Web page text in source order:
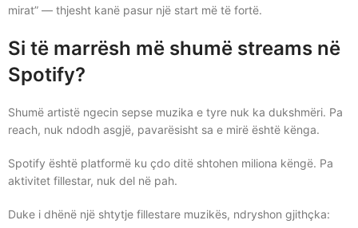
mirat” — thjesht kanë pasur një start më të fortë.
Si të marrësh më shumë streams në
Spotify?
Shumë artistë ngecin sepse muzika e tyre nuk ka dukshmëri. Pa
reach, nuk ndodh asgjë, pavarësisht sa e mirë është kënga.
Spotify është platformë ku çdo ditë shtohen miliona këngë. Pa
aktivitet fillestar, nuk del në pah.
Duke i dhënë një shtytje fillestare muzikës, ndryshon gjithçka: